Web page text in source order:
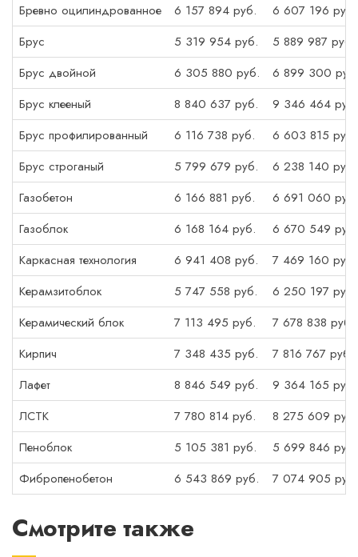
Бревно оцилиндрованное
6 157 894 руб.
6 607 196 руб.
Брус
5 319 954 руб.
5 889 987 руб.
Брус двойной
6 305 880 руб.
6 899 300 руб.
Брус клееный
8 840 637 руб.
9 346 464 руб.
Брус профилированный
6 116 738 руб.
6 603 815 руб.
Брус строганый
5 799 679 руб.
6 238 140 руб.
Газобетон
6 166 881 руб.
6 691 060 руб.
Газоблок
6 168 164 руб.
6 670 549 руб.
Каркасная технология
6 941 408 руб.
7 469 160 руб.
Керамзитоблок
5 747 558 руб.
6 250 197 руб.
Керамический блок
7 113 495 руб.
7 678 838 руб.
Кирпич
7 348 435 руб.
7 816 767 руб.
Лафет
8 846 549 руб.
9 364 165 руб.
ЛСТК
7 780 814 руб.
8 275 609 руб.
Пеноблок
5 105 381 руб.
5 699 846 руб.
Фибропенобетон
6 543 869 руб. 7 074 905 руб.
Смотрите также